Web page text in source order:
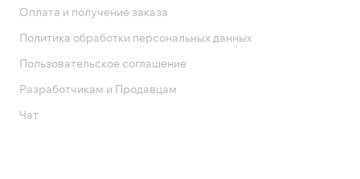
Оплата и получение заказа
Политика обработки персональных данных
Пользовательское соглашение
Разработчикам и Продавцам
Чат